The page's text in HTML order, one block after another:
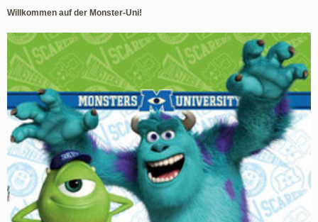
Willkommen auf der Monster-Uni!